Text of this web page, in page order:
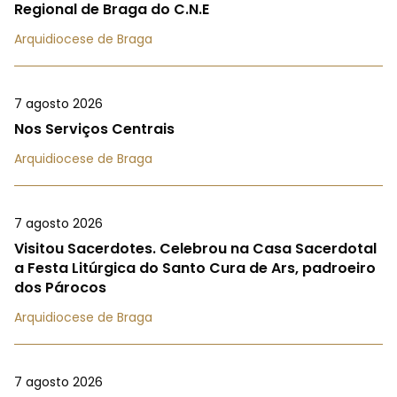
Regional de Braga do C.N.E
Arquidiocese de Braga
7 agosto 2026
Nos Serviços Centrais
Arquidiocese de Braga
7 agosto 2026
Visitou Sacerdotes. Celebrou na Casa Sacerdotal
a Festa Litúrgica do Santo Cura de Ars, padroeiro
dos Párocos
Arquidiocese de Braga
7 agosto 2026